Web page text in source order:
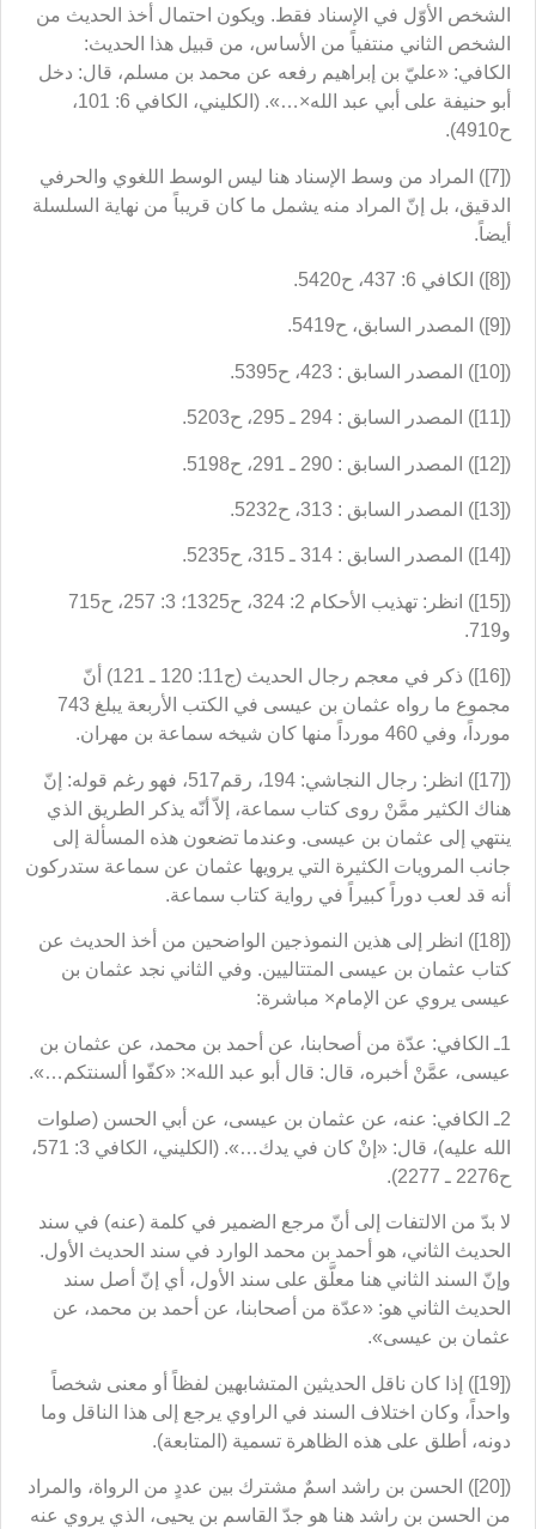
الشخص الأوّل في الإسناد فقط. ويكون احتمال أخذ الحديث من
الشخص الثاني منتفياً من الأساس، من قبيل هذا الحديث:
الكافي: «عليّ بن إبراهيم رفعه عن محمد بن مسلم، قال: دخل
أبو حنيفة على أبي عبد الله×…». (الكليني، الكافي 6: 101،
ح4910).
([7]) المراد من وسط الإسناد هنا ليس الوسط اللغوي والحرفي
الدقيق، بل إنّ المراد منه يشمل ما كان قريباً من نهاية السلسلة
أيضاً.
([8]) الكافي 6: 437، ح5420.
([9]) المصدر السابق، ح5419.
([10]) المصدر السابق : 423، ح5395.
([11]) المصدر السابق : 294 ـ 295، ح5203.
([12]) المصدر السابق : 290 ـ 291، ح5198.
([13]) المصدر السابق : 313، ح5232.
([14]) المصدر السابق : 314 ـ 315، ح5235.
([15]) انظر: تهذيب الأحكام 2: 324، ح1325؛ 3: 257، ح715
و719.
([16]) ذكر في معجم رجال الحديث (ج11: 120 ـ 121) أنّ
مجموع ما رواه عثمان بن عيسى في الكتب الأربعة يبلغ 743
مورداً، وفي 460 مورداً منها كان شيخه سماعة بن مهران.
([17]) انظر: رجال النجاشي: 194، رقم517، فهو رغم قوله: إنّ
هناك الكثير ممَّنْ روى كتاب سماعة، إلاّ أنّه يذكر الطريق الذي
ينتهي إلى عثمان بن عيسى. وعندما تضعون هذه المسألة إلى
جانب المرويات الكثيرة التي يرويها عثمان عن سماعة ستدركون
أنه قد لعب دوراً كبيراً في رواية كتاب سماعة.
([18]) انظر إلى هذين النموذجين الواضحين من أخذ الحديث عن
كتاب عثمان بن عيسى المتتاليين. وفي الثاني نجد عثمان بن
عيسى يروي عن الإمام× مباشرة:
1ـ الكافي: عدّة من أصحابنا، عن أحمد بن محمد، عن عثمان بن
عيسى، عمَّنْ أخبره، قال: قال أبو عبد الله×: «كفّوا ألسنتكم…».
2ـ الكافي: عنه، عن عثمان بن عيسى، عن أبي الحسن (صلوات
الله عليه)، قال: «إنْ كان في يدك…». (الكليني، الكافي 3: 571،
ح2276 ـ 2277).
لا بدّ من الالتفات إلى أنّ مرجع الضمير في كلمة (عنه) في سند
الحديث الثاني، هو أحمد بن محمد الوارد في سند الحديث الأول.
وإنّ السند الثاني هنا معلَّق على سند الأول، أي إنّ أصل سند
الحديث الثاني هو: «عدّة من أصحابنا، عن أحمد بن محمد، عن
عثمان بن عيسى».
([19]) إذا كان ناقل الحديثين المتشابهين لفظاً أو معنى شخصاً
واحداً، وكان اختلاف السند في الراوي يرجع إلى هذا الناقل وما
دونه، أطلق على هذه الظاهرة تسمية (المتابعة).
([20]) الحسن بن راشد اسمٌ مشترك بين عددٍ من الرواة، والمراد
من الحسن بن راشد هنا هو جدّ القاسم بن يحيى، الذي يروي عنه